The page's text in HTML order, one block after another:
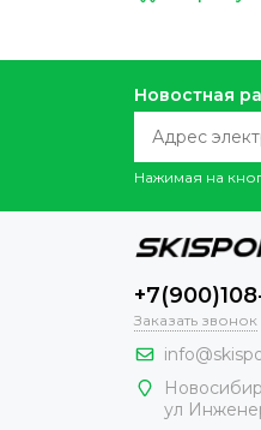
Новостная
Нажимая на
Заказать звонок
ул